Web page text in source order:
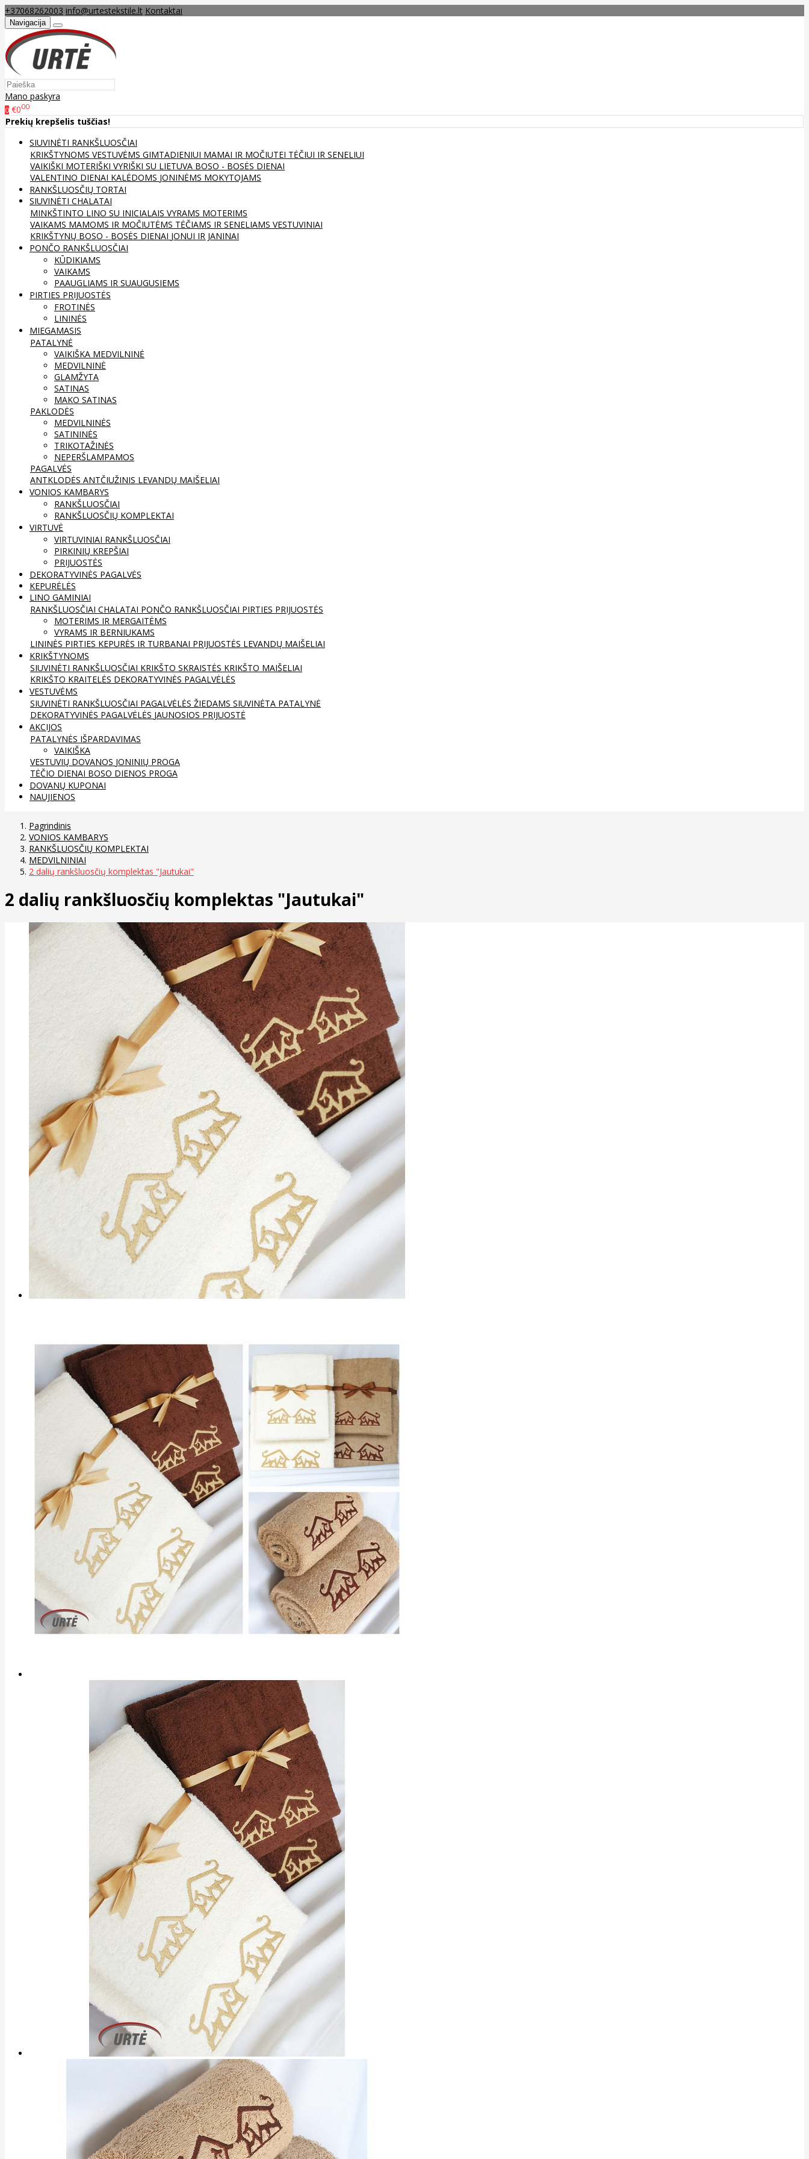
+37068262003 info@urtestekstile.lt Kontaktai
Navigacija
Mano paskyra
0 €000
Prekių krepšelis tuščias!
SIUVINĖTI RANKŠLUOSČIAI
KRIKŠTYNOMS VESTUVĖMS GIMTADIENIUI MAMAI IR MOČIUTEI TĖČIUI IR SENELIUI
VAIKIŠKI MOTERIŠKI VYRIŠKI SU LIETUVA BOSO - BOSĖS DIENAI
VALENTINO DIENAI KALĖDOMS JONINĖMS MOKYTOJAMS
RANKŠLUOSČIŲ TORTAI
SIUVINĖTI CHALATAI
MINKŠTINTO LINO SU INICIALAIS VYRAMS MOTERIMS
VAIKAMS MAMOMS IR MOČIUTĖMS TĖČIAMS IR SENELIAMS VESTUVINIAI
KRIKŠTYNŲ BOSO - BOSĖS DIENAI JONUI IR JANINAI
PONČO RANKŠLUOSČIAI
KŪDIKIAMS
VAIKAMS
PAAUGLIAMS IR SUAUGUSIEMS
PIRTIES PRIJUOSTĖS
FROTINĖS
LININĖS
MIEGAMASIS
PATALYNĖ
VAIKIŠKA MEDVILNINĖ
MEDVILNINĖ
GLAMŽYTA
SATINAS
MAKO SATINAS
PAKLODĖS
MEDVILNINĖS
SATININĖS
TRIKOTAŽINĖS
NEPERŠLAMPAMOS
PAGALVĖS
ANTKLODĖS ANTČIUŽINIS LEVANDŲ MAIŠELIAI
VONIOS KAMBARYS
RANKŠLUOSČIAI
RANKŠLUOSČIŲ KOMPLEKTAI
VIRTUVĖ
VIRTUVINIAI RANKŠLUOSČIAI
PIRKINIŲ KREPŠIAI
PRIJUOSTĖS
DEKORATYVINĖS PAGALVĖS
KEPURĖLĖS
LINO GAMINIAI
RANKŠLUOSČIAI CHALATAI PONČO RANKŠLUOSČIAI PIRTIES PRIJUOSTĖS
MOTERIMS IR MERGAITĖMS
VYRAMS IR BERNIUKAMS
LININĖS PIRTIES KEPURĖS IR TURBANAI PRIJUOSTĖS LEVANDŲ MAIŠELIAI
KRIKŠTYNOMS
SIUVINĖTI RANKŠLUOSČIAI KRIKŠTO SKRAISTĖS KRIKŠTO MAIŠELIAI
KRIKŠTO KRAITELĖS DEKORATYVINĖS PAGALVĖLĖS
VESTUVĖMS
SIUVINĖTI RANKŠLUOSČIAI PAGALVĖLĖS ŽIEDAMS SIUVINĖTA PATALYNĖ
DEKORATYVINĖS PAGALVĖLĖS JAUNOSIOS PRIJUOSTĖ
AKCIJOS
PATALYNĖS IŠPARDAVIMAS
VAIKIŠKA
VESTUVIŲ DOVANOS JONINIŲ PROGA
TĖČIO DIENAI BOSO DIENOS PROGA
DOVANŲ KUPONAI
NAUJIENOS
Pagrindinis
VONIOS KAMBARYS
RANKŠLUOSČIŲ KOMPLEKTAI
MEDVILNINIAI
2 dalių rankšluosčių komplektas "Jautukai"
2 dalių rankšluosčių komplektas "Jautukai"